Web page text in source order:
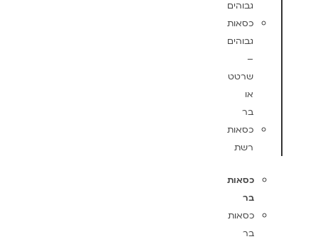
גבוהים
כסאות
גבוהים
–
שרטט
או
בר
כסאות
רשת
כסאות
בר
כסאות
בר